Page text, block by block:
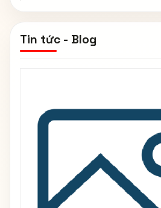
Tin tức - Blog